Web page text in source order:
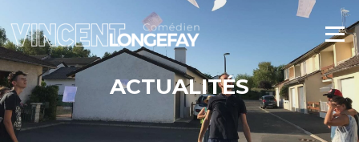
au
contenu
Menu
ACTUALITÉS